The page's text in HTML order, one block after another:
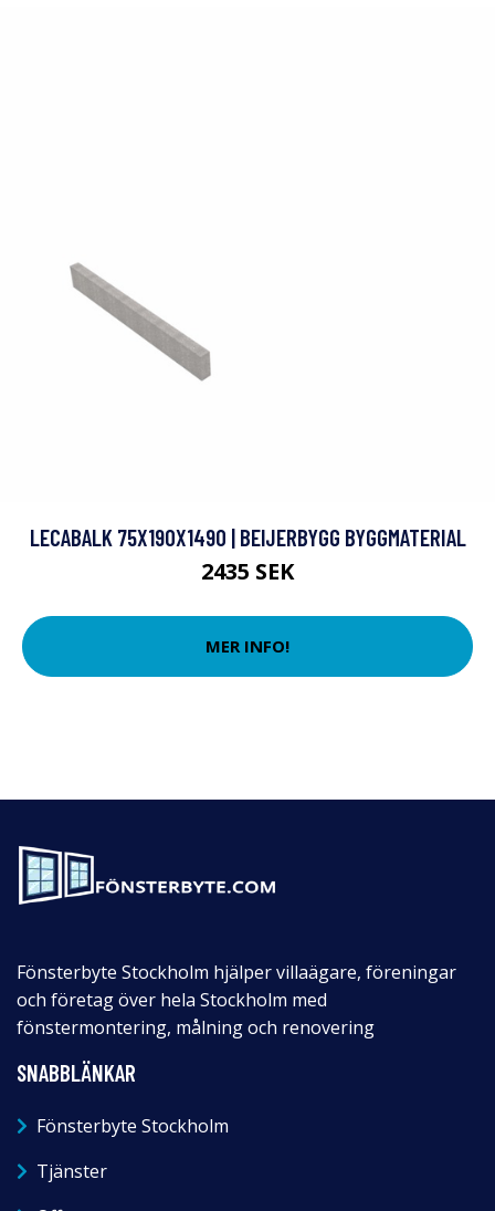
LECABALK 75X190X1490 | BEIJERBYGG BYGGMATERIAL
2435 SEK
MER INFO!
Fönsterbyte Stockholm hjälper villaägare, föreningar
och företag över hela Stockholm med
fönstermontering, målning och renovering
SNABBLÄNKAR
Fönsterbyte Stockholm
Tjänster